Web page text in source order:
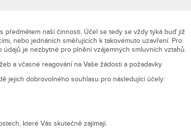
předmětem naší činnosti. Účel se tedy se vždy týká buď již
nebo jednáních směřujících k takovémuto uzavření. Pro
je nezbytné pro plnění vzájemných smluvních vztahů.
a včasné reagování na Vaše žádosti a požadavky
jejich dobrovolného souhlasu pro následující účely:
které Vás skutečně zajímají.